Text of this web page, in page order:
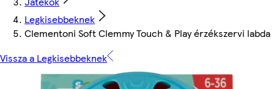
Legkisebbeknek
Clementoni Soft Clemmy Touch & Play érzékszervi labda
Vissza a Legkisebbeknek